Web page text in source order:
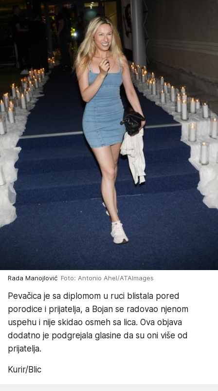
Rada Manojlović Foto: Antonio Ahel/ATAImages
Pevačica je sa diplomom u ruci blistala pored
porodice i prijatelja, a Bojan se radovao njenom
uspehu i nije skidao osmeh sa lica. Ova objava
dodatno je podgrejala glasine da su oni više od
prijatelja.
Kurir/Blic